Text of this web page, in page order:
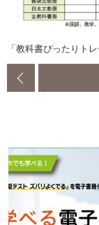
「教科書ぴったりト